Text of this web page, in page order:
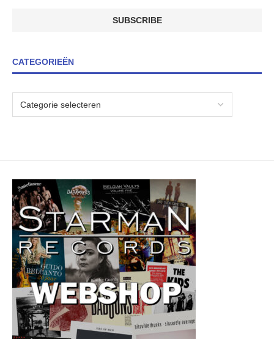
CATEGORIEËN